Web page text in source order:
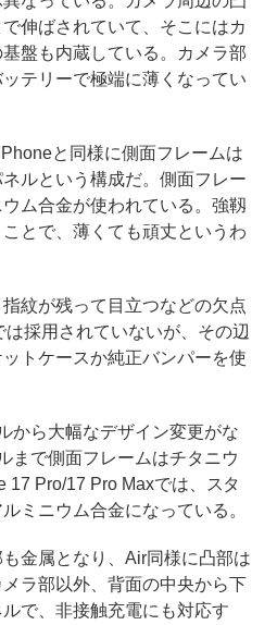
伸ばされていて、そこにはカ
盤も内蔵している。カメラ部
テリーで極端に薄くなってい
と同様に側面フレームは
ルという構成だ。側面フレー
ム合金が使われている。強靱
とで、薄くても頑丈というわ
紋が残って目立つなどの欠点
採用されていないが、その辺
トケースか純正バンパーを使
から大幅なデザイン変更がな
まで側面フレームはチタニウ
17 Pro/17 Pro Maxでは、スタ
ミニウム合金になっている。
金属となり、Air同様に凸部は
ラ部以外、背面の中央から下
で、非接触充電にも対応す